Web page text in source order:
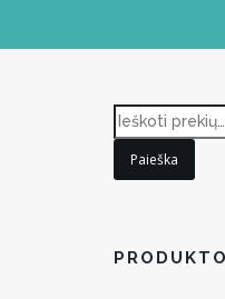
Paieška